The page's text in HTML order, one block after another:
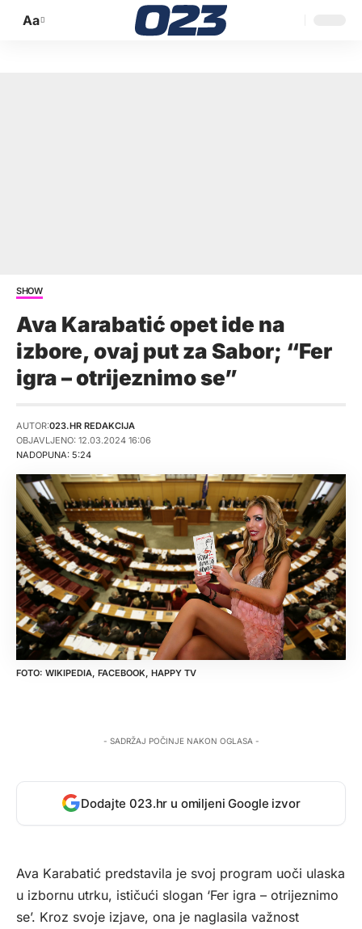
Promijeni
Aa
SHOW
Ava Karabatić opet ide na
izbore, ovaj put za Sabor; “Fer
igra – otrijeznimo se”
NADOPUNA: 5:24
AUTOR:023.HR REDAKCIJA
OBJAVLJENO: 12.03.2024 16:06
WIKIPEDIA, FACEBOOK, HAPPY TV
- SADRŽAJ POČINJE NAKON OGLASA -
Dodajte 023.hr u omiljeni Google izvor
Ava Karabatić predstavila je svoj program uoči ulaska
u izbornu utrku, ističući slogan ‘Fer igra – otrijeznimo
se’. Kroz svoje izjave, ona je naglasila važnost